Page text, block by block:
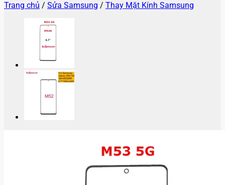
Trang chủ / Sửa Samsung / Thay Mặt Kính Samsung